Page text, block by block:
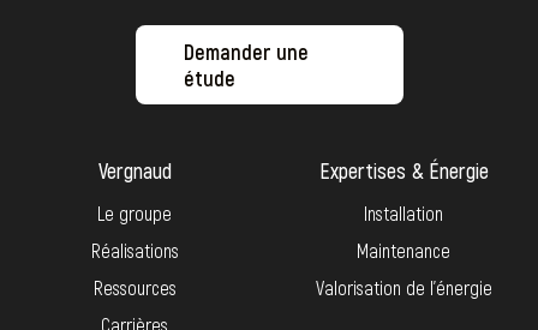
Demander une
étude
Vergnaud
Le groupe
Réalisations
Ressources
Carrières
Expertises & Énergie
Installation
Maintenance
Valorisation de l’énergie